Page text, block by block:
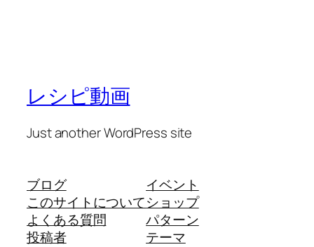
レシピ動画
Just another WordPress site
ブログ
このサイトについて
よくある質問
投稿者
イベント
ショップ
パターン
テーマ